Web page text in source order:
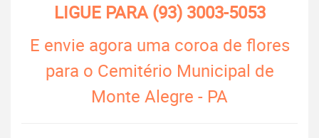
LIGUE PARA(93) 3003-5053
E envie agora uma coroa de flores
para o Cemitério Municipal de
Monte Alegre - PA